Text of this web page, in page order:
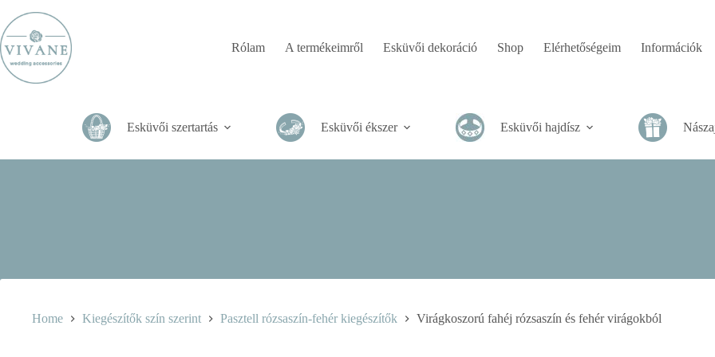
content
Rólam
A termékeimről Esküvői dekoráció Shop Elérhetőségeim Információk
Esküvői szertartás Esküvői ékszer Esküvői hajdísz
Home Kiegészítők szín szerint Pasztell rózsaszín-fehér kiegészítők Virágkoszorú fahéj rózsaszín és fehér virágokból